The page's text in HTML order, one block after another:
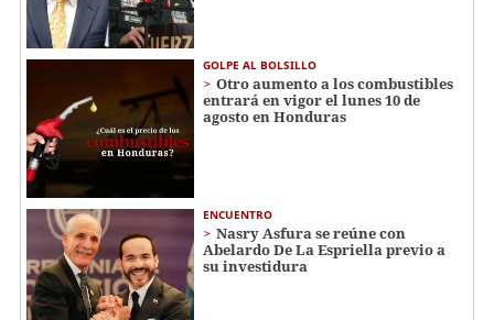
GOLPE AL BOLSILLO
Otro aumento a los combustibles
entrará en vigor el lunes 10 de
agosto en Honduras
ENCUENTRO
Nasry Asfura se reúne con
Abelardo De La Espriella previo a
su investidura